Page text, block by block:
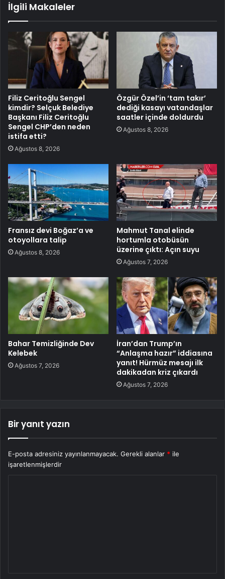
İlgili Makaleler
Filiz Ceritoğlu Sengel
kimdir? Selçuk Belediye
Başkanı Filiz Ceritoğlu
Sengel CHP’den neden
istifa etti?
Ağustos 8, 2026
Özgür Özel’in ‘tam takır’
dediği kasayı vatandaşlar
saatler içinde doldurdu
Ağustos 8, 2026
Fransız devi Boğaz’a ve
otoyollara talip
Ağustos 8, 2026
Mahmut Tanal elinde
hortumla otobüsün
üzerine çıktı: Açın suyu
Ağustos 7, 2026
Bahar Temizliğinde Dev
Kelebek
Ağustos 7, 2026
İran’dan Trump’ın
“Anlaşma hazır” iddiasına
yanıt! Hürmüz mesajı ilk
dakikadan kriz çıkardı
Ağustos 7, 2026
Bir yanıt yazın
E-posta adresiniz yayınlanmayacak. Gerekli alanlar * ile
işaretlenmişlerdir